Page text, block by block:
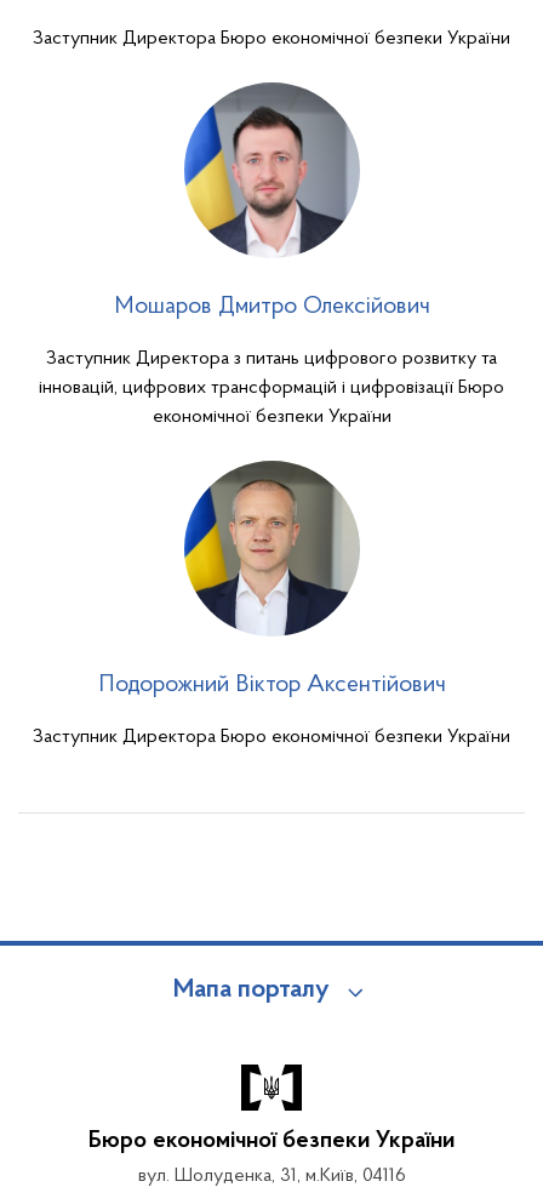
Заступник Директора Бюро економічної безпеки України
Мошаров Дмитро Олексійович
Заступник Директора з питань цифрового розвитку та
інновацій, цифрових трансформацій і цифровізації Бюро
економічної безпеки України
Подорожний Віктор Аксентійович
Заступник Директора Бюро економічної безпеки України
Мапа порталу
Бюро економічної безпеки України
вул. Шолуденка, 31, м.Київ, 04116